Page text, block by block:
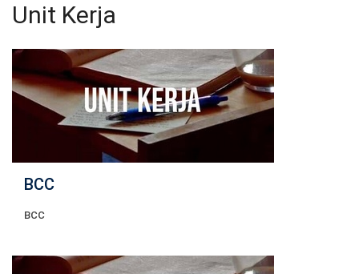
Unit Kerja
BCC
BCC